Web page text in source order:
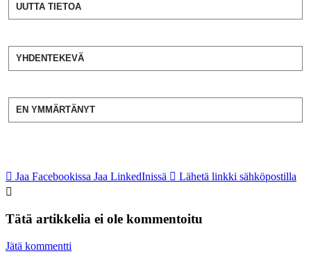
UUTTA TIETOA
YHDENTEKEVÄ
EN YMMÄRTÄNYT
Jaa Facebookissa Jaa LinkedInissä Lähetä linkki sähköpostilla
Tätä artikkelia ei ole kommentoitu
Jätä kommentti